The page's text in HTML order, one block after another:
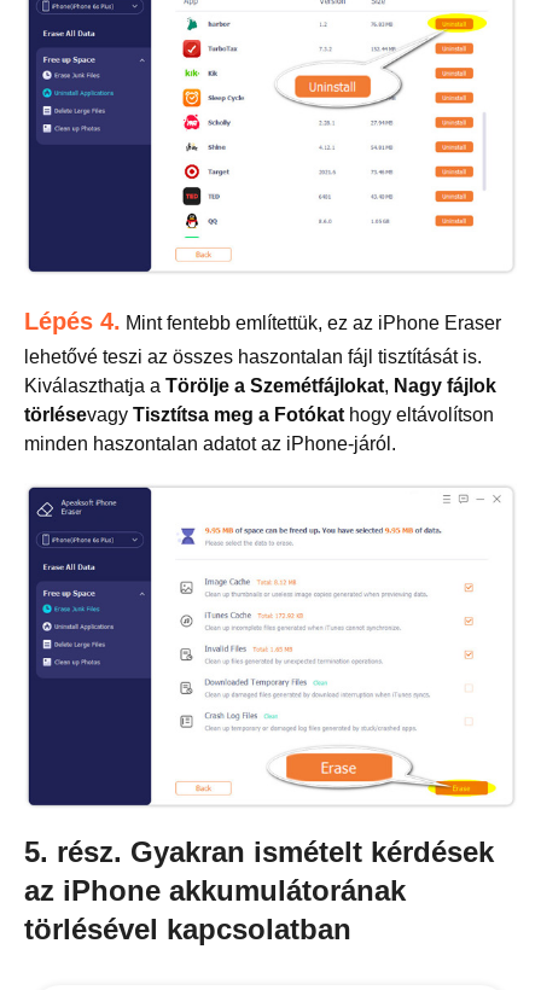
Lépés 4. Mint fentebb említettük, ez az iPhone Eraser
lehetővé teszi az összes haszontalan fájl tisztítását is.
Kiválaszthatja a Törölje a Szemétfájlokat, Nagy fájlok
törlésevagy Tisztítsa meg a Fotókat hogy eltávolítson
minden haszontalan adatot az iPhone-járól.
5. rész. Gyakran ismételt kérdések
az iPhone akkumulátorának
törlésével kapcsolatban